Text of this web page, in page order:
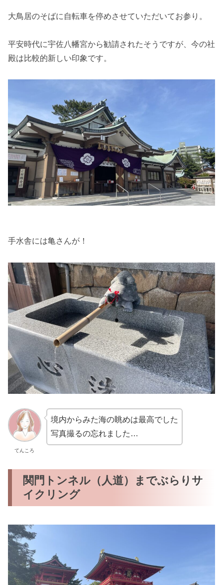
大鳥居のそばに自転車を停めさせていただいてお参り。
平安時代に宇佐八幡宮から勧請されたそうですが、今の社
殿は比較的新しい印象です。
手水舎には亀さんが！
てんころ
境内からみた海の眺めは最高でした
写真撮るの忘れました…
関門トンネル（人道）までぶらりサ
イクリング